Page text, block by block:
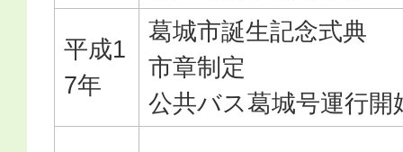
平成1
7年
葛城市誕生記念式典
市章制定
公共バス葛城号運行開